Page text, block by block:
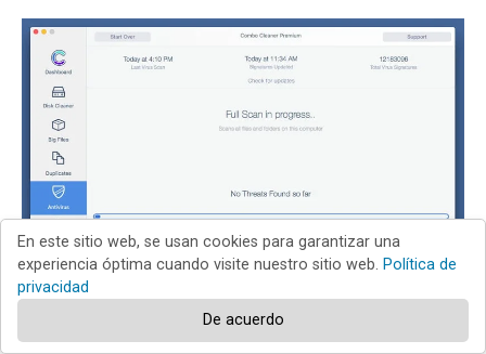
Combo Cleaner bucará infecciones de software malicioso
En este sitio web, se usan cookies para garantizar una
experiencia óptima cuando visite nuestro sitio web. Política de
privacidad
De acuerdo